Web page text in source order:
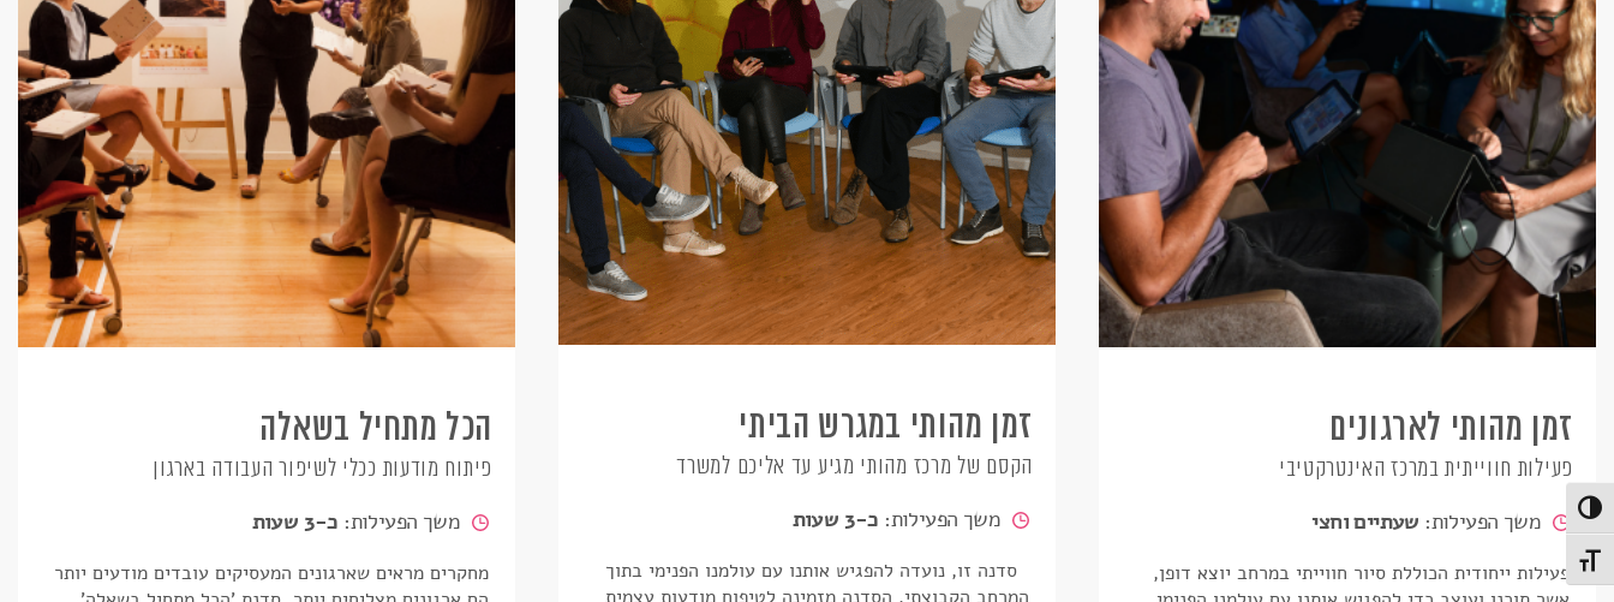
Toggle High Contrast
Toggle Font size
זמן מהותי לארגונים
פעילות חווייתית במרכז האינטרקטיבי
משך הפעילות: שעתיים וחצי
פעילות ייחודית הכוללת סיור חווייתי במרחב יוצא דופן,
זמן מהותי במגרש הביתי
הקסם של מרכז מהותי מגיע עד אליכם למשרד
משך הפעילות: כ-3 שעות
סדנה זו, נועדה להפגיש אותנו עם עולמנו הפנימי בתוך
הכל מתחיל בשאלה
פיתוח מודעות ככלי לשיפור העבודה בארגון
משך הפעילות: כ-3 שעות
מחקרים מראים שארגונים המעסיקים עובדים מודעים יותר